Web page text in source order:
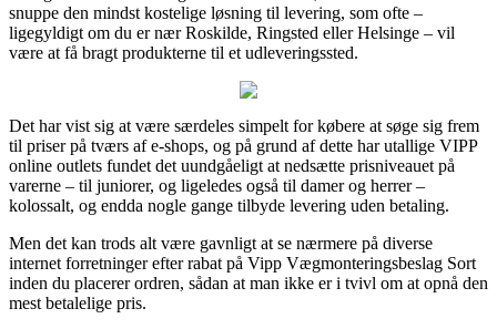
snuppe den mindst kostelige løsning til levering, som ofte –
ligegyldigt om du er nær Roskilde, Ringsted eller Helsinge – vil
være at få bragt produkterne til et udleveringssted.
Det har vist sig at være særdeles simpelt for købere at søge sig frem
til priser på tværs af e-shops, og på grund af dette har utallige VIPP
online outlets fundet det uundgåeligt at nedsætte prisniveauet på
varerne – til juniorer, og ligeledes også til damer og herrer –
kolossalt, og endda nogle gange tilbyde levering uden betaling.
Men det kan trods alt være gavnligt at se nærmere på diverse
internet forretninger efter rabat på Vipp Vægmonteringsbeslag Sort
inden du placerer ordren, sådan at man ikke er i tvivl om at opnå den
mest betalelige pris.